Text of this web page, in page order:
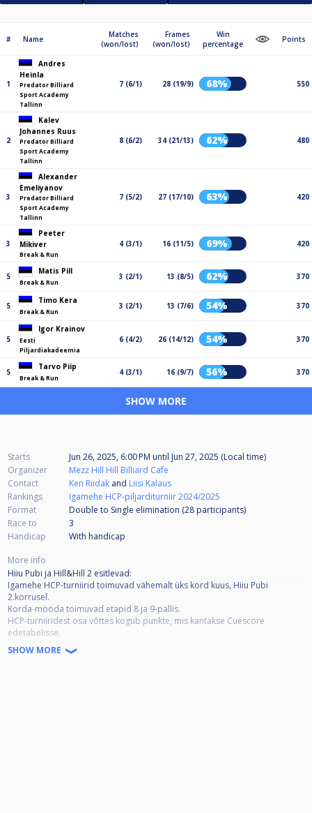
# Name
Matches
(won/lost)
Frames
(won/lost)
Win
percentage
Points
1
Andres
Heinla
Predator Billiard
Sport Academy
Tallinn
7 (6/1) 28 (19/9) 68% 550
2
Kalev
Johannes Ruus
Predator Billiard
Sport Academy
Tallinn
8 (6/2) 34 (21/13) 62% 480
3
Alexander
Emeliyanov
Predator Billiard
Sport Academy
Tallinn
7 (5/2) 27 (17/10) 63% 420
3
Peeter
Mikiver
Break & Run
4 (3/1) 16 (11/5) 69% 420
5
Matis Pill
Break & Run
3 (2/1) 13 (8/5) 62% 370
5
Timo Kera
Break & Run
3 (2/1) 13 (7/6) 54% 370
5
Igor Krainov
Eesti
Piljardiakadeemia
6 (4/2) 26 (14/12) 54% 370
5
Tarvo Piip
Break & Run
4 (3/1) 16 (9/7) 56% 370
SHOW MORE
Starts Jun 26, 2025, 6:00 PM until Jun 27, 2025 (Local time)
Organizer
Mezz Hill Hill Billiard Cafe
Contact
Ken Riidak and Liisi Kalaus
Rankings
Igamehe HCP-piljarditurniir 2024/2025
Format
Double to Single elimination (28 participants)
Race to
3
Handicap
With handicap
More info
Hiiu Pubi ja Hill&Hill 2 esitlevad:
Igamehe HCP-turniirid toimuvad vähemalt üks kord kuus, Hiiu Pubi
2.korrusel.
Korda-mööda toimuvad etapid 8 ja 9-pallis.
HCP-turniiridest osa võttes kogub punkte, mis kantakse Cuescore
edetabelisse.
Edetabeli alusel saavad 16 parimat mängijat finaaletapile, mis toimub
2025.aasta Augustis.
SHOW MORE